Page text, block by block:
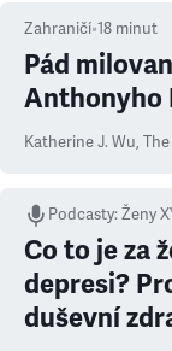
Zahraničí•18 minut
Pád
Anthonyho
Katherine J. Wu,
Podcasty:Ženy
Co to je za
depresi?
duševní